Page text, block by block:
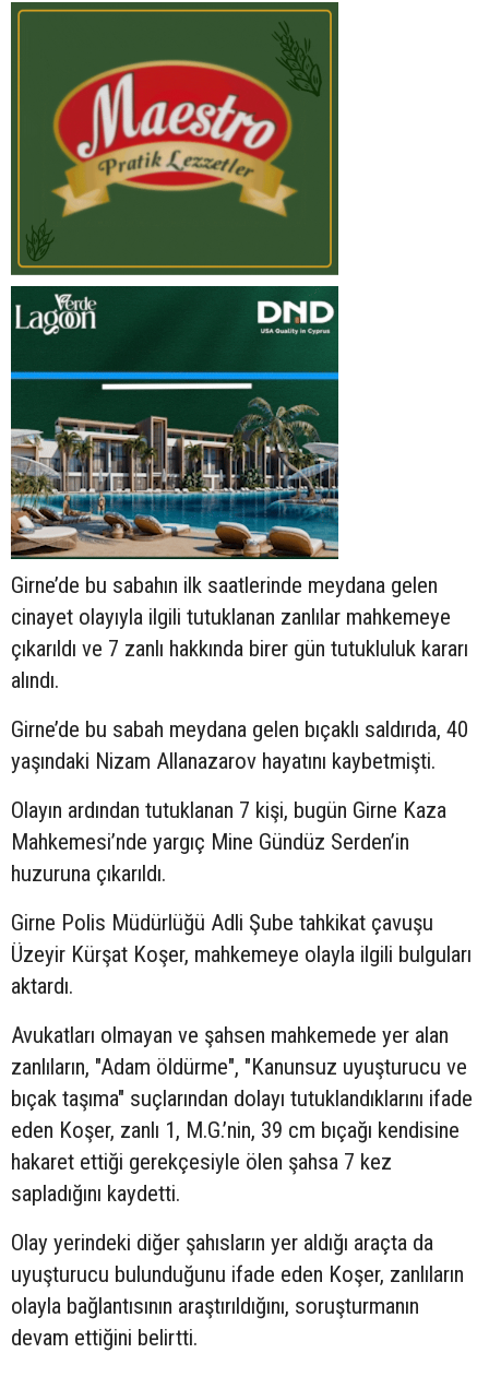
Girne’de bu sabahın ilk saatlerinde meydana gelen
cinayet olayıyla ilgili tutuklanan zanlılar mahkemeye
çıkarıldı ve 7 zanlı hakkında birer gün tutukluluk kararı
alındı.
Girne’de bu sabah meydana gelen bıçaklı saldırıda, 40
yaşındaki Nizam Allanazarov hayatını kaybetmişti.
Olayın ardından tutuklanan 7 kişi, bugün Girne Kaza
Mahkemesi’nde yargıç Mine Gündüz Serden’in
huzuruna çıkarıldı.
Girne Polis Müdürlüğü Adli Şube tahkikat çavuşu
Üzeyir Kürşat Koşer, mahkemeye olayla ilgili bulguları
aktardı.
Avukatları olmayan ve şahsen mahkemede yer alan
zanlıların, "Adam öldürme", "Kanunsuz uyuşturucu ve
bıçak taşıma" suçlarından dolayı tutuklandıklarını ifade
eden Koşer, zanlı 1, M.G.’nin, 39 cm bıçağı kendisine
hakaret ettiği gerekçesiyle ölen şahsa 7 kez
sapladığını kaydetti.
Olay yerindeki diğer şahısların yer aldığı araçta da
uyuşturucu bulunduğunu ifade eden Koşer, zanlıların
olayla bağlantısının araştırıldığını, soruşturmanın
devam ettiğini belirtti.